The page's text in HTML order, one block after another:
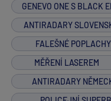
GENEVO ONE S BLACK
ANTIRADARY
FALEŠNÉ POPLACHY
MĚŘENÍ LASEREM
ANTIRADARY